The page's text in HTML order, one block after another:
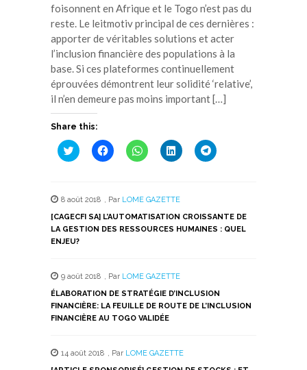
foisonnent en Afrique et le Togo n’est pas du
reste. Le leitmotiv principal de ces dernières :
apporter de véritables solutions et acter
l’inclusion financière des populations à la
base. Si ces plateformes continuellement
éprouvées démontrent leur solidité ‘relative’,
il n’en demeure pas moins important […]
Share this:
Cliquez
pour
une
nouvelle
fenêtre)
Cliquez
pour
une
nouvelle
fenêtre)
Cliquez
pour
une
nouvelle
fenêtre)
Cliquez
pour
une
nouvelle
fenêtre)
Cliquez
pour
nouvelle
fenêtre)
8 août 2018 , Par LOME GAZETTE
[CAGECFI SA] L’AUTOMATISATION CROISSANTE DE
LA GESTION DES RESSOURCES HUMAINES : QUEL
ENJEU?
9 août 2018 , Par LOME GAZETTE
ÉLABORATION DE STRATÉGIE D’INCLUSION
FINANCIÈRE: LA FEUILLE DE ROUTE DE L’INCLUSION
FINANCIÈRE AU TOGO VALIDÉE
14 août 2018 , Par LOME GAZETTE